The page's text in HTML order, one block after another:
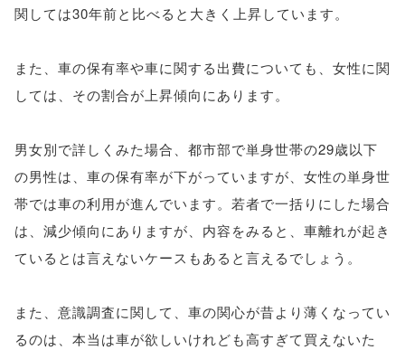
関しては30年前と比べると大きく上昇しています。
また、車の保有率や車に関する出費についても、女性に関
しては、その割合が上昇傾向にあります。
男女別で詳しくみた場合、都市部で単身世帯の29歳以下
の男性は、車の保有率が下がっていますが、女性の単身世
帯では車の利用が進んでいます。若者で一括りにした場合
は、減少傾向にありますが、内容をみると、車離れが起き
ているとは言えないケースもあると言えるでしょう。
また、意識調査に関して、車の関心が昔より薄くなってい
るのは、本当は車が欲しいけれども高すぎて買えないた